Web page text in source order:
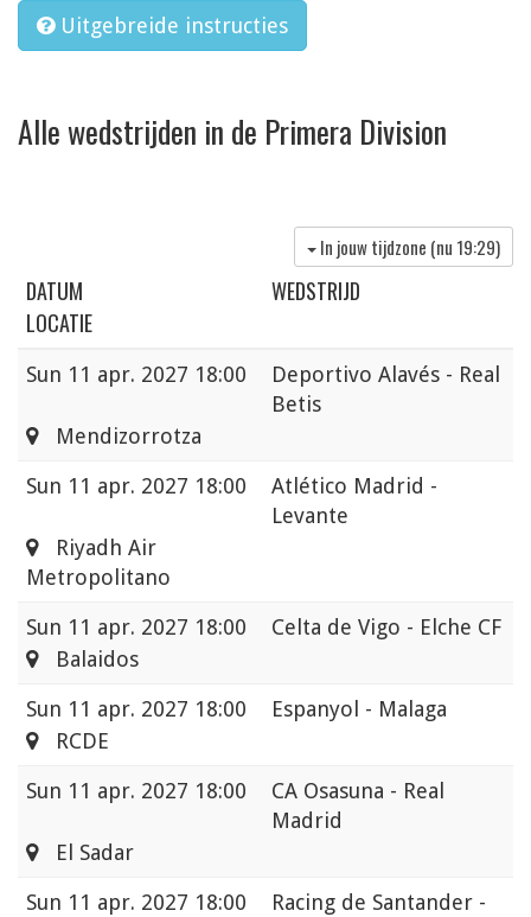
Uitgebreide instructies
Alle wedstrijden in de Primera Division
In jouw tijdzone (nu 19:29)
DATUM
WEDSTRIJD
LOCATIE
Sun 11 apr. 2027 18:00
Deportivo Alavés - Real
Betis
Mendizorrotza
Sun 11 apr. 2027 18:00
Atlético Madrid -
Levante
Riyadh Air
Metropolitano
Sun 11 apr. 2027 18:00
Celta de Vigo - Elche CF
Balaidos
Sun 11 apr. 2027 18:00
Espanyol - Malaga
RCDE
Sun 11 apr. 2027 18:00
CA Osasuna - Real
Madrid
El Sadar
Sun 11 apr. 2027 18:00
Racing de Santander -